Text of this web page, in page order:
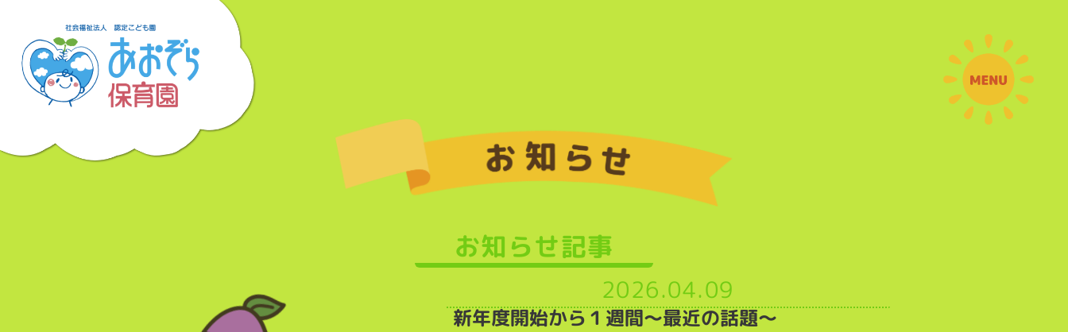
お知らせ記事
2026.04.09
新年度開始から１週間～最近の話題～